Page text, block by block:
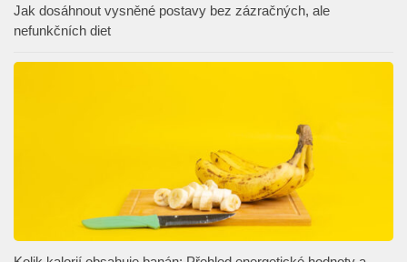
Jak dosáhnout vysněné postavy bez zázračných, ale
nefunkčních diet